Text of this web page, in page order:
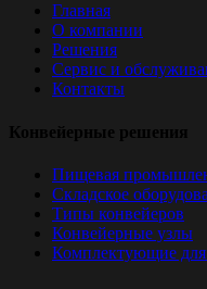
Главная
О компании
Решения
Сервис и
Контакты
Конвейерные решения
Пищевая
Складское
Типы конвейеров
Конвейерные узлы
Комплектующие для